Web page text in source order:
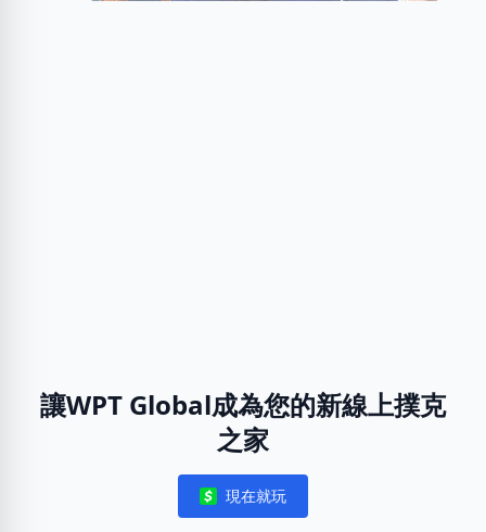
讓WPT Global成為您的新線上撲克
之家
Notifications
現在就玩